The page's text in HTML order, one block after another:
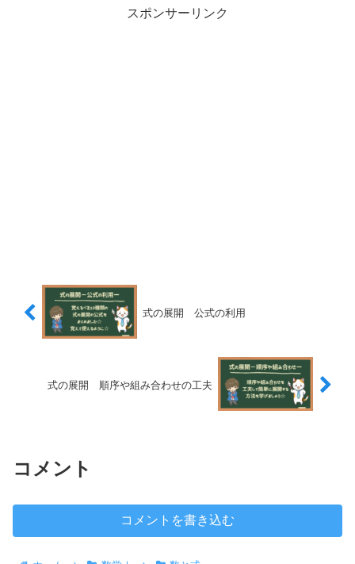
スポンサーリンク
式の展開 公式の利用
式の展開 順序や組み合わせの工夫
コメント
コメントを書き込む